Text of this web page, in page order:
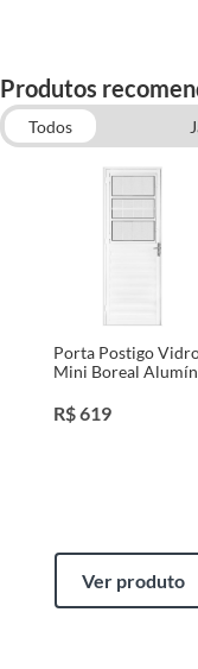
Produtos
Todos
Porta Postigo
Mini Boreal
210x80cm
R$619
Ver produto